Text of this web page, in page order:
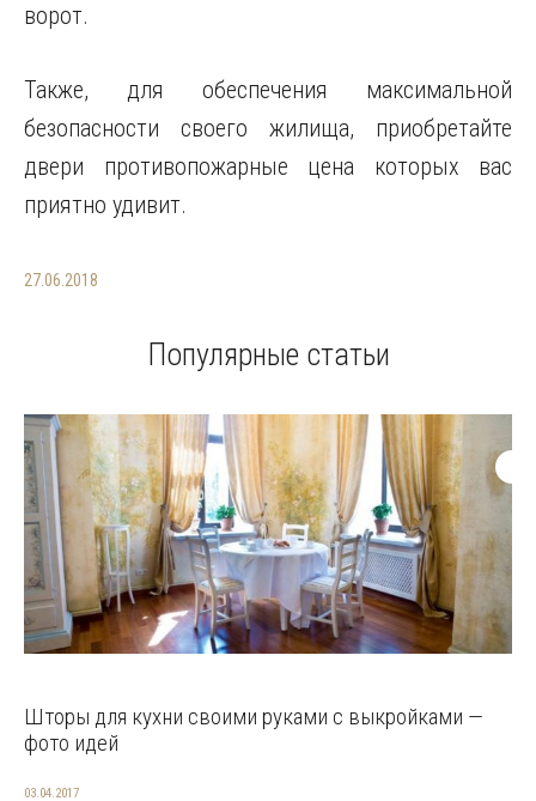
ворот.
Также, для обеспечения максимальной
безопасности своего жилища, приобретайте
двери противопожарные цена которых вас
приятно удивит.
27.06.2018
Популярные статьи
Шторы для кухни своими руками с выкройками —
фото идей
03.04.2017